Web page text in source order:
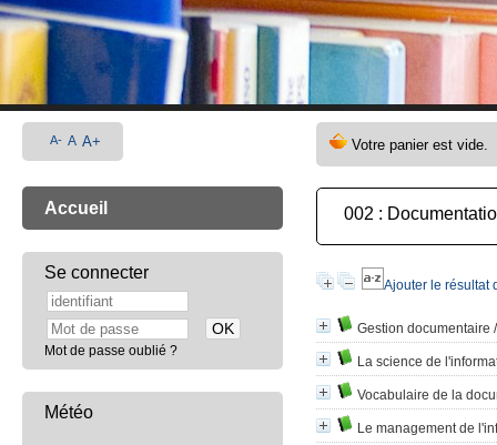
002 :
Ajouter le résultat
Gestion documentaire
La science de
Vocabulaire de la
Le management de
A- A A+
Accueil
Se connecter
Mot de passe oublié ?
Météo